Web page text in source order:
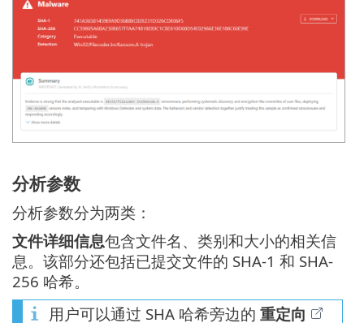
分析参数
分析参数分为两类：
文件详细信息包含文件名、类别和大小的相关信
息。该部分还包括已提交文件的 SHA-1 和 SHA-
256 哈希。
用户可以通过 SHA 哈希旁边的 重定向